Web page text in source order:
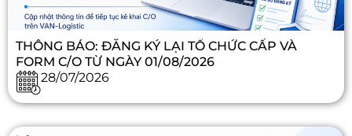
THÔNG BÁO: ĐĂNG KÝ LẠI TỔ CHỨC CẤP VÀ
FORM C/O TỪ NGÀY 01/08/2026
28/07/2026